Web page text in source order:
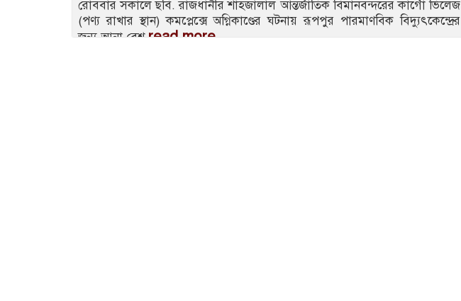
রোববার সকালে ছবি. রাজধানীর শাহজালাল আন্তর্জাতিক বিমানবন্দরের কার্গো ভিলেজ
(পণ্য রাখার স্থান) কমপ্লেক্সে অগ্নিকাণ্ডের ঘটনায় রূপপুর পারমাণবিক বিদ্যুৎকেন্দ্রের
জন্য আনা বেশ read more